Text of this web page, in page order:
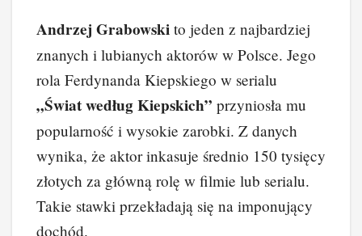
c
e
b
o
o
k
er
e
st
k
e
dI
n
d
di
t
o
p
p
y
Li
n
k
Andrzej Grabowski to jeden z najbardziej
znanych i lubianych aktorów w Polsce. Jego
rola Ferdynanda Kiepskiego w serialu
„Świat według Kiepskich” przyniosła mu
popularność i wysokie zarobki. Z danych
wynika, że aktor inkasuje średnio 150 tysięcy
złotych za główną rolę w filmie lub serialu.
Takie stawki przekładają się na imponujący
dochód.